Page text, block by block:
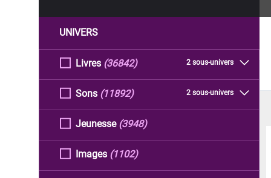
UNIVERS
Livres 2 sous-univers
(36842)
Sons 2 sous-univers
(11892)
Jeunesse (3948)
Images (1102)